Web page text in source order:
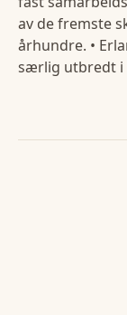
av de fremste
århundre. •
særlig utbredt i